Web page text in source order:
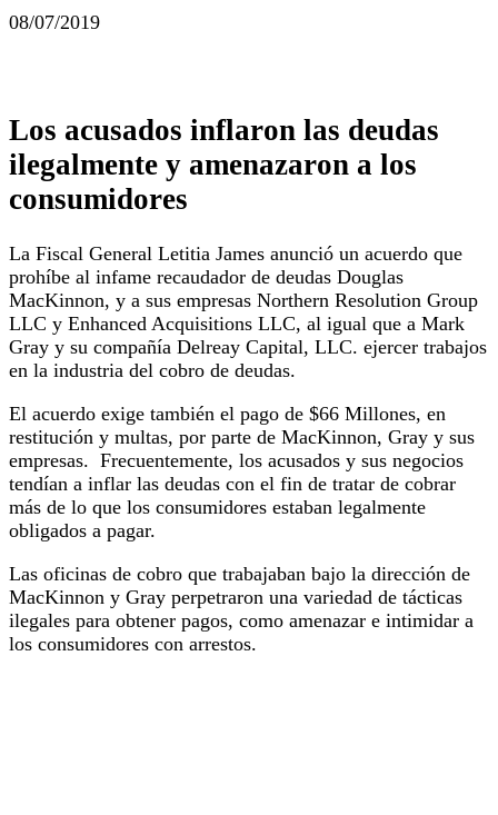
08/07/2019
Los acusados inflaron las deudas
ilegalmente y amenazaron a los
consumidores
La Fiscal General Letitia James anunció un acuerdo que
prohíbe al infame recaudador de deudas Douglas
MacKinnon, y a sus empresas Northern Resolution Group
LLC y Enhanced Acquisitions LLC, al igual que a Mark
Gray y su compañía Delreay Capital, LLC. ejercer trabajos
en la industria del cobro de deudas.
El acuerdo exige también el pago de $66 Millones, en
restitución y multas, por parte de MacKinnon, Gray y sus
empresas. Frecuentemente, los acusados y sus negocios
tendían a inflar las deudas con el fin de tratar de cobrar
más de lo que los consumidores estaban legalmente
obligados a pagar.
Las oficinas de cobro que trabajaban bajo la dirección de
MacKinnon y Gray perpetraron una variedad de tácticas
ilegales para obtener pagos, como amenazar e intimidar a
los consumidores con arrestos.